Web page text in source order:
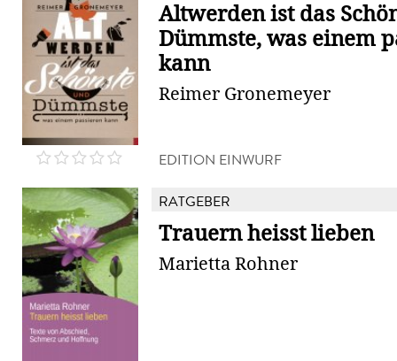
Altwerden ist das
Dümmste, was einem
kann
Reimer Gronemeyer
EDITION EINWURF
RATGEBER
Trauern heisst lieben
Marietta Rohner